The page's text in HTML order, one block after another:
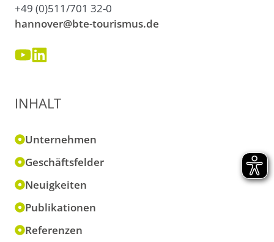
+49 (0)511/701 32-0
hannover@bte-tourismus.de
INHALT
Unternehmen
Geschäftsfelder
Neuigkeiten
Publikationen
Referenzen